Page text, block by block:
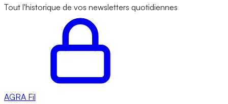
Tout l'historique de vos newsletters quotidiennes
AGRA Fil